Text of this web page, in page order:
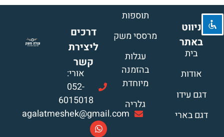
settings צבע רקע
zoom_out זום (הקטנה)
zoom_in זום (הגדלה)
spellcheck גופן קריא
ניווט
באתר
בית
אודות
דגם עידו
דגם בארי
תוספות
מרססי משק
עגלות
בהזמנה
מיוחדת
גלריה
דרכים
ליצירת
קשר
אורי:
052-
6015018
agalatmeshek@gmail.com